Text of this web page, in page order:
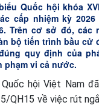
Quốc hội khóa
cấp nhiệm kỳ
Trên cơ sở đó, các
bộ tiến trình bầu cử
quy định của
phạm vi cả nước.
hội Việt Nam
QH15 về việc rút